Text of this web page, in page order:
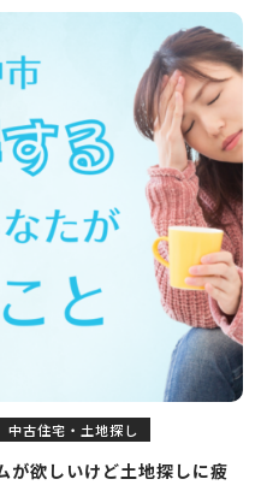
中古住宅・土地探し
が欲しいけど土地探しに疲